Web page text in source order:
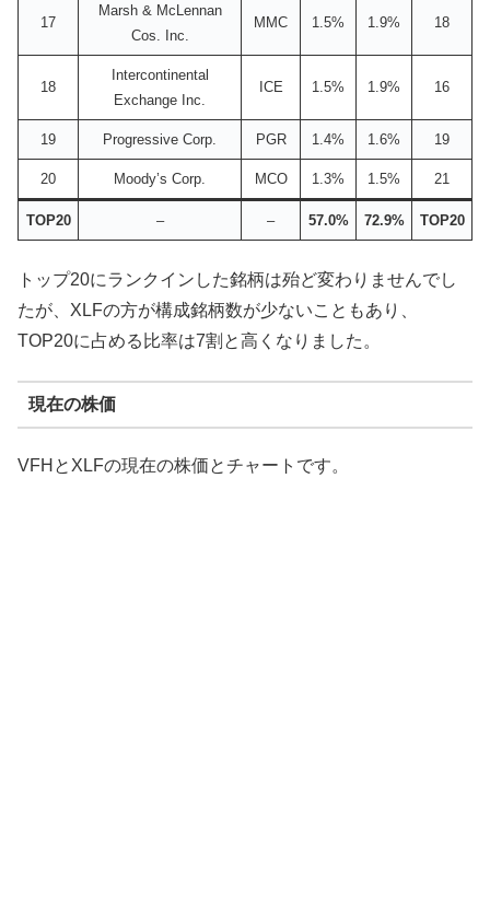
17
Marsh & McLennan
Cos. Inc.
MMC 1.5% 1.9% 18
18
Intercontinental
Exchange Inc.
ICE 1.5% 1.9% 16
19 Progressive Corp. PGR 1.4% 1.6% 19
20 Moody’s Corp. MCO 1.3% 1.5% 21
TOP20 – – 57.0% 72.9% TOP20
トップ20にランクインした銘柄は殆ど変わりませんでし
たが、XLFの方が構成銘柄数が少ないこともあり、
TOP20に占める比率は7割と高くなりました。
現在の株価
VFHとXLFの現在の株価とチャートです。